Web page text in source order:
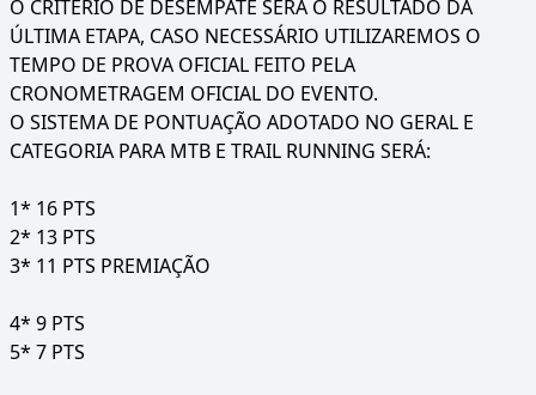
O CRITÉRIO DE DESEMPATE SERÁ O RESULTADO DA
ÚLTIMA ETAPA, CASO NECESSÁRIO UTILIZAREMOS O
TEMPO DE PROVA OFICIAL FEITO PELA
CRONOMETRAGEM OFICIAL DO EVENTO.
O SISTEMA DE PONTUAÇÃO ADOTADO NO GERAL E
CATEGORIA PARA MTB E TRAIL RUNNING SERÁ:
1* 16 PTS
2* 13 PTS
3* 11 PTS PREMIAÇÃO
4* 9 PTS
5* 7 PTS